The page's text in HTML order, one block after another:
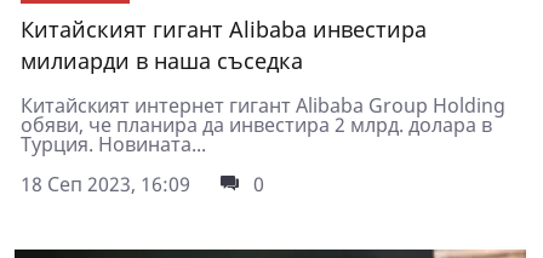
Китайският гигант Alibaba инвестира
милиарди в наша съседка
Китайският интернет гигант Alibaba Group Holding
обяви, че планира да инвестира 2 млрд. долара в
Турция. Новината...
18 Сеп 2023, 16:09
0